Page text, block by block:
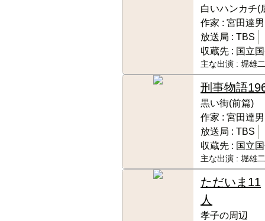
白いハンカチ(
作家 : 宮田達男
放送局 : TBS
収蔵先 : 国立
主な出演 : 堀雄
刑事物語
黒い街(前篇)
作家 : 宮田達男
放送局 : TBS
収蔵先 : 国立
主な出演 : 堀雄
ただいま11
人
孝子の周辺